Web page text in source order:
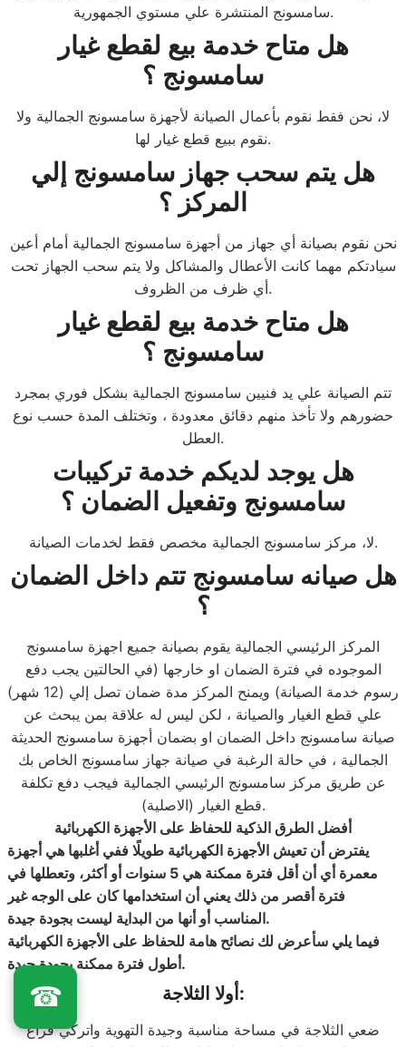
سامسونج المنتشرة علي مستوي الجمهورية.
هل متاح خدمة بيع لقطع غيار
سامسونج ؟
لا، نحن فقط نقوم بأعمال الصيانة لأجهزة سامسونج الجمالية ولا
نقوم ببيع قطع غيار لها.
هل يتم سحب جهاز سامسونج إلي
المركز ؟
نحن نقوم بصيانة أي جهاز من أجهزة سامسونج الجمالية أمام أعين
سيادتكم مهما كانت الأعطال والمشاكل ولا يتم سحب الجهاز تحت
أي ظرف من الظروف.
هل متاح خدمة بيع لقطع غيار
سامسونج ؟
تتم الصيانة علي يد فنيين سامسونج الجمالية بشكل فوري بمجرد
حضورهم ولا تأخذ منهم دقائق معدودة ، وتختلف المدة حسب نوع
العطل.
هل يوجد لديكم خدمة تركيبات
سامسونج وتفعيل الضمان ؟
لا، مركز سامسونج الجمالية مخصص فقط لخدمات الصيانة.
هل صيانه سامسونج تتم داخل الضمان
؟
المركز الرئيسي الجمالية يقوم بصيانة جميع اجهزة سامسونج
الموجوده في فترة الضمان او خارجها (في الحالتين يجب دفع
رسوم خدمة الصيانة) ويمنح المركز مدة ضمان تصل إلي (12 شهر)
علي قطع الغيار والصيانة ، لكن ليس له علاقة بمن يبحث عن
صيانة سامسونج داخل الضمان او بضمان أجهزة سامسونج الحديثة
الجمالية ، في حالة الرغبة في صيانة جهاز سامسونج الخاص بك
عن طريق مركز سامسونج الرئيسي الجمالية فيجب دفع تكلفة
قطع الغيار (الاصلية).
أفضل الطرق الذكية للحفاظ على الأجهزة الكهربائية
يفترض أن تعيش الأجهزة الكهربائية طويلًا ففي أغلبها هي أجهزة
معمرة أي أن أقل فترة ممكنة هي 5 سنوات أو أكثر، وتعطلها في
فترة أقصر من ذلك يعني أن استخدامها كان على الوجه غير
المناسب أو أنها من البداية ليست بجودة جيدة.
فيما يلي سأعرض لك نصائح هامة للحفاظ على الأجهزة الكهربائية
أطول فترة ممكنة بجودة جيدة.
أولا الثلاجة:
ضعي الثلاجة في مساحة مناسبة وجيدة التهوية واتركي فراغ
☎